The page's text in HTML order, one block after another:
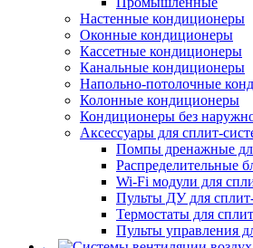
Настенные кондиционеры
Оконные кондиционеры
Кассетные кондиционеры
Канальные кондиционеры
Напольно-потолочные
Колонные кондиционеры
Кондиционеры без
Аксессуары для сплит-
Помпы дренажные
Распределительные
Wi-Fi модули для
Пульты ДУ для
Термостаты для
Пульты управления